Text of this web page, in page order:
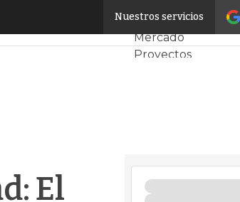
Nuestros servicios
su impacto ambientalServidores CPD y
Mercado
Proyectos
El